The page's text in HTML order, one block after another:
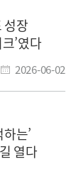
성장
’였다
2026-06-02
는’
열다